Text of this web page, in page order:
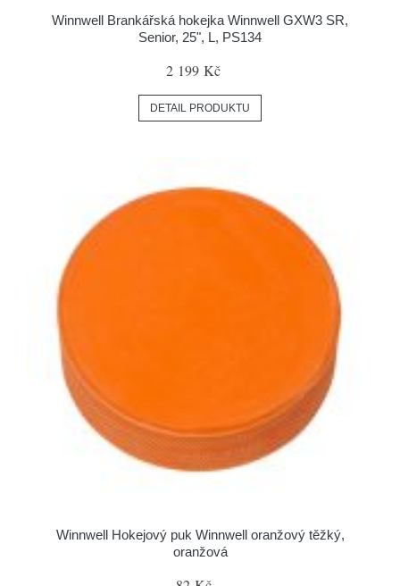
Winnwell Brankářská hokejka Winnwell GXW3 SR,
Senior, 25", L, PS134
2 199 Kč
DETAIL PRODUKTU
Winnwell Hokejový puk Winnwell oranžový těžký,
oranžová